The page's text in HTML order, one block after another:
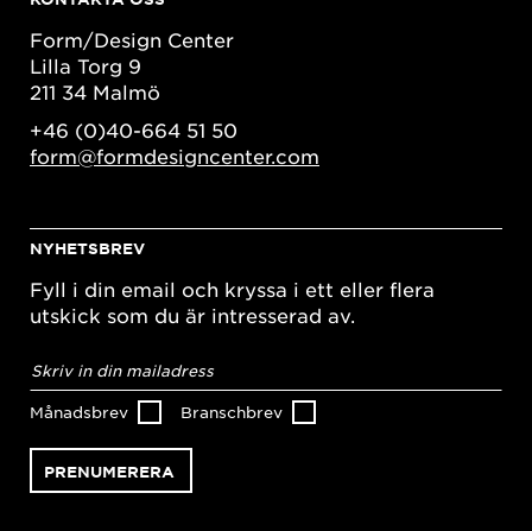
Form/Design Center
Lilla Torg 9
211 34 Malmö
+46 (0)40-664 51 50
form@formdesigncenter.com
NYHETSBREV
Fyll i din email och kryssa i ett eller flera
utskick som du är intresserad av.
postadress*
Månadsbrev Branschbrev